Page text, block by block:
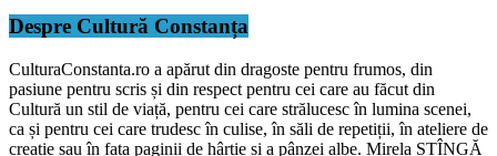
Despre Cultură Constanța
CulturaConstanta.ro a apărut din dragoste pentru frumos, din
pasiune pentru scris și din respect pentru cei care au făcut din
Cultură un stil de viață, pentru cei care strălucesc în lumina scenei,
ca și pentru cei care trudesc în culise, în săli de repetiții, în ateliere de
creație sau în fața paginii de hârtie și a pânzei albe. Mirela STÎNGĂ